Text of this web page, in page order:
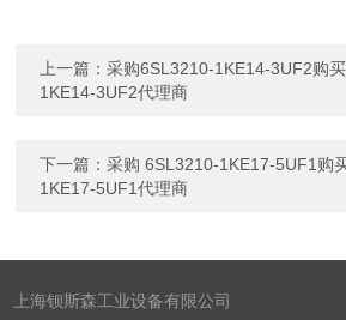
上一篇：采购6SL3210-1KE14-3UF2购
1KE14-3UF2代理商
下一篇：采购 6SL3210-1KE17-5UF1购
1KE17-5UF1代理商
上海钡斯森工业设备有限公司